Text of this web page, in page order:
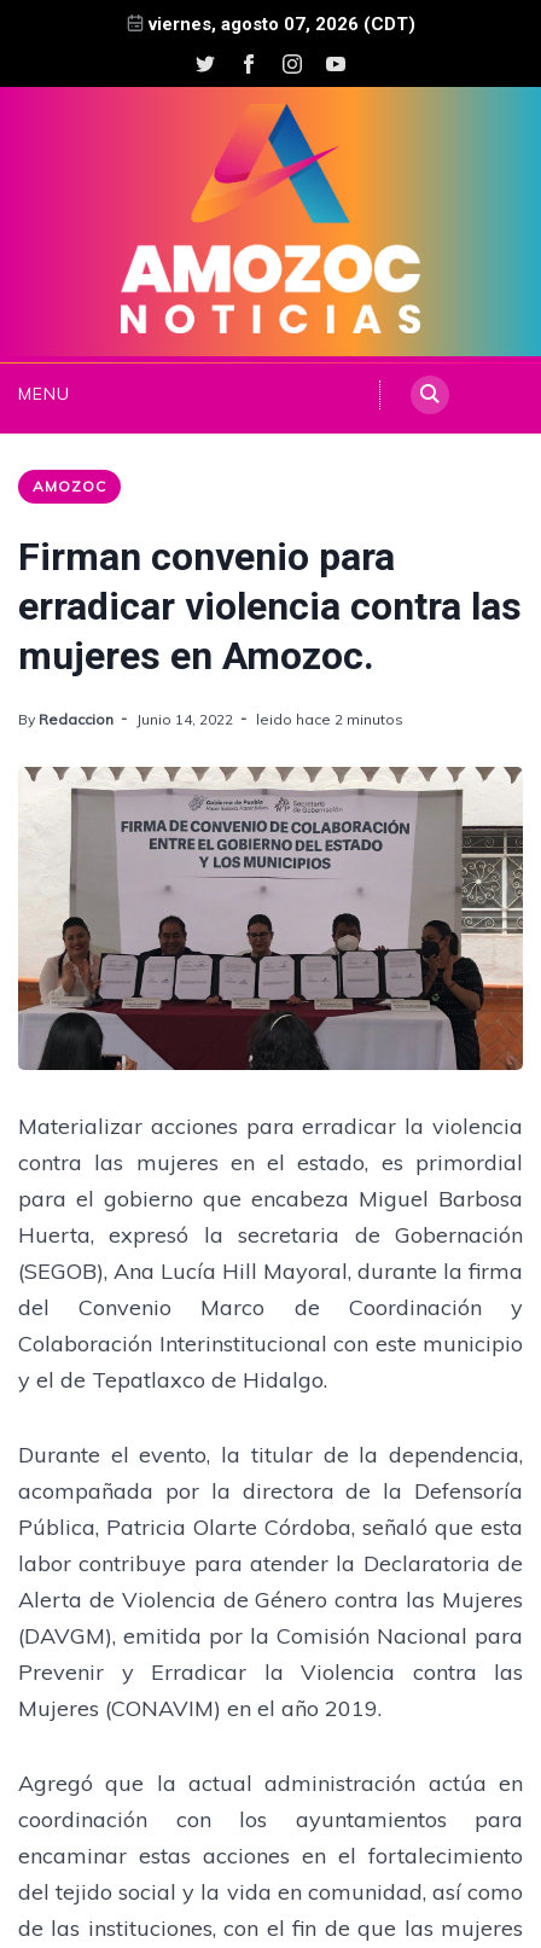
viernes, agosto 07, 2026 (CDT)
MENU
AMOZOC
Firman convenio para
erradicar violencia contra las
mujeres en Amozoc.
By Redaccion Junio 14, 2022 leido hace 2 minutos
Materializar acciones para erradicar la violencia
contra las mujeres en el estado, es primordial
para el gobierno que encabeza Miguel Barbosa
Huerta, expresó la secretaria de Gobernación
(SEGOB), Ana Lucía Hill Mayoral, durante la firma
del Convenio Marco de Coordinación y
Colaboración Interinstitucional con este municipio
y el de Tepatlaxco de Hidalgo.
Durante el evento, la titular de la dependencia,
acompañada por la directora de la Defensoría
Pública, Patricia Olarte Córdoba, señaló que esta
labor contribuye para atender la Declaratoria de
Alerta de Violencia de Género contra las Mujeres
(DAVGM), emitida por la Comisión Nacional para
Prevenir y Erradicar la Violencia contra las
Mujeres (CONAVIM) en el año 2019.
Agregó que la actual administración actúa en
coordinación con los ayuntamientos para
encaminar estas acciones en el fortalecimiento
del tejido social y la vida en comunidad, así como
de las instituciones, con el fin de que las mujeres